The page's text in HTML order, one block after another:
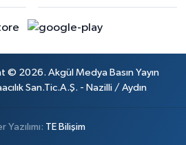
© 2026. Akgül Medya Basın Yayın
San.Tic.A.Ş. - Nazilli / Aydın
Yazılımı: TE Bilişim